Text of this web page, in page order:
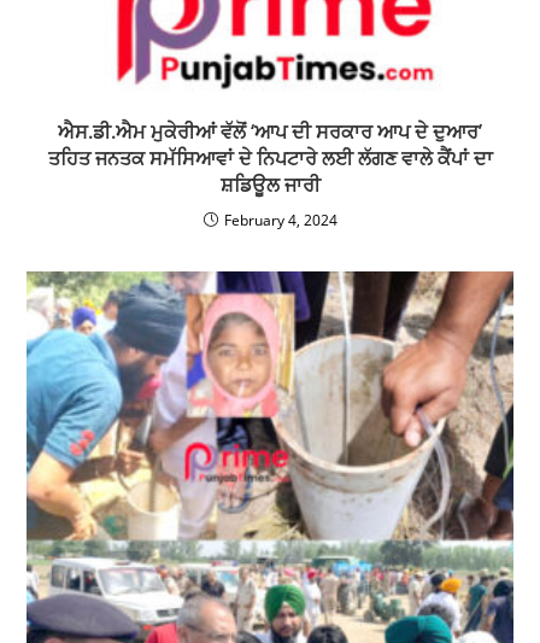
ਐਸ.ਡੀ.ਐਮ ਮੁਕੇਰੀਆਂ ਵੱਲੋਂ ‘ਆਪ ਦੀ ਸਰਕਾਰ ਆਪ ਦੇ ਦੁਆਰ’
ਤਹਿਤ ਜਨਤਕ ਸਮੱਸਿਆਵਾਂ ਦੇ ਨਿਪਟਾਰੇ ਲਈ ਲੱਗਣ ਵਾਲੇ ਕੈਂਪਾਂ ਦਾ
ਸ਼ਡਿਊਲ ਜਾਰੀ
February 4, 2024